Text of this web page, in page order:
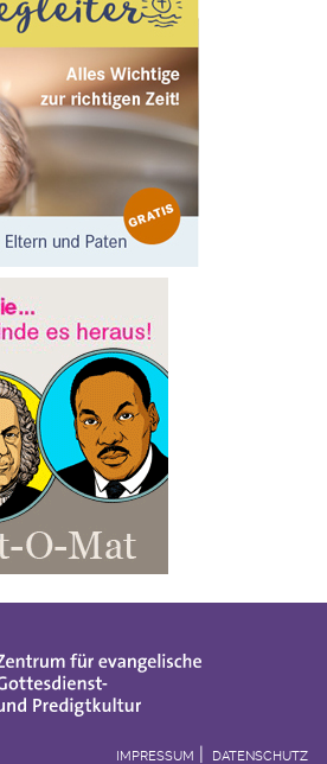
IMPRESSUM DATENSCHUTZ